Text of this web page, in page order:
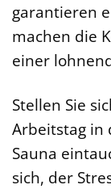
garantieren
machen die
einer
Stellen Sie
Arbeitstag in
Sauna
sich, der